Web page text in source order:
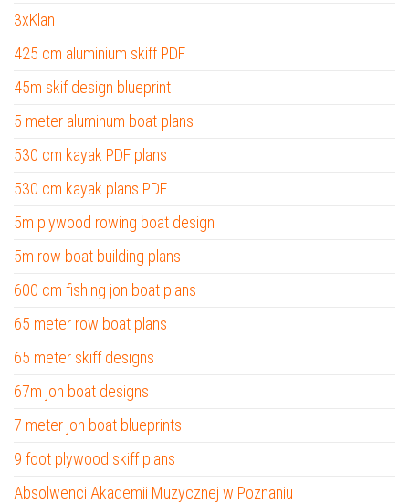
3xKlan
425 cm aluminium skiff PDF
45m skif design blueprint
5 meter aluminum boat plans
530 cm kayak PDF plans
530 cm kayak plans PDF
5m plywood rowing boat design
5m row boat building plans
600 cm fishing jon boat plans
65 meter row boat plans
65 meter skiff designs
67m jon boat designs
7 meter jon boat blueprints
9 foot plywood skiff plans
Absolwenci Akademii Muzycznej w Poznaniu